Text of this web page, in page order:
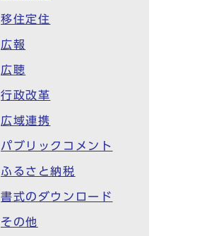
移住定住
広報
広聴
行政改革
広域連携
パブリックコメント
ふるさと納税
書式のダウンロード
その他